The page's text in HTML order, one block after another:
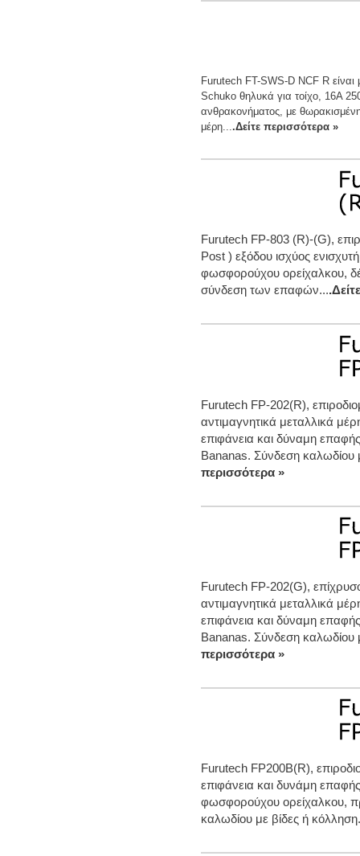
Furutech FT-SWS-D NCF R είναι
Schuko θηλυκά για τοίχο, 16Α
ανθρακονήματος, με
μέρη....Δείτε περισσότερα »
Furutech FP-803 (R)-(G),
Post ) εξόδου ισχύος
φωσφορούχου ορείχαλκου,
σύνδεση των επαφών...
Furutech FP-202(R),
αντιμαγνητικά μεταλλικά
επιφάνεια και δύναμη
Βananas. Σύνδεση καλωδίου
περισσότερα »
Furutech FP-202(G),
αντιμαγνητικά μεταλλικά
επιφάνεια και δύναμη
Βananas. Σύνδεση καλωδίου
περισσότερα »
Furutech FP200B(R),
επιφάνεια και δυνάμη
φωσφορούχου ορείχαλκου,
καλωδίου με βίδες ή